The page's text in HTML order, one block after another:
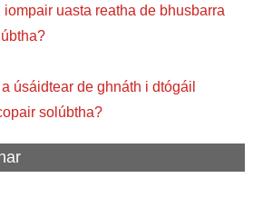
uasta reatha de bhusbarra
úsáidtear de ghnáth i dtógáil
solúbtha?